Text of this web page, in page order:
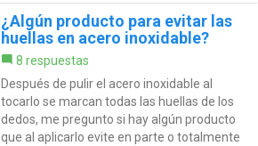
¿Algún producto para evitar las
huellas en acero inoxidable?
8 respuestas
Después de pulir el acero inoxidable al
tocarlo se marcan todas las huellas de los
dedos, me pregunto si hay algún producto
que al aplicarlo evite en parte o totalmente